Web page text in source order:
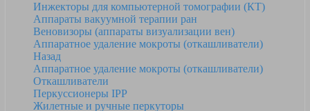
Инжекторы для компьютерной томографии (КТ)
Аппараты вакуумной терапии ран
Веновизоры (аппараты визуализации вен)
Аппаратное удаление мокроты (откашливатели)
Назад
Аппаратное удаление мокроты (откашливатели)
Откашливатели
Перкуссионеры IPP
Жилетные и ручные перкуторы